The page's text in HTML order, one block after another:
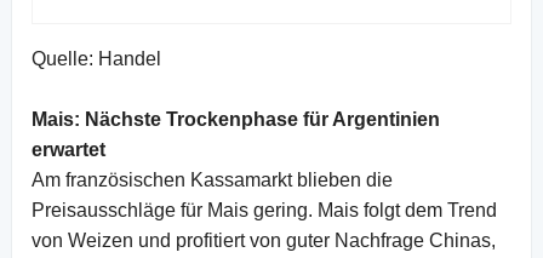
Quelle: Handel
Mais: Nächste Trockenphase für Argentinien
erwartet
Am französischen Kassamarkt blieben die
Preisausschläge für Mais gering. Mais folgt dem Trend
von Weizen und profitiert von guter Nachfrage Chinas,